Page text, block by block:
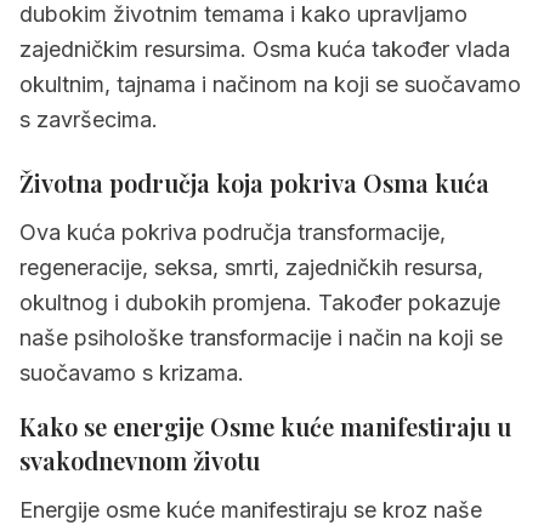
Psihološko značenje Osme kuće
2.2
Praktično životno područje Osme kuće
2.3 Sjena i izazovi Osme kuće
2.4 Potencijal i darovi Osme kuće
3. Osma kuća u znakovima zodijaka
3.1 Osma kuća u ovnu
3.2
Osma kuća u biku
3.3 Osma kuća u blizancima
3.4 Osma kuća u raku
3.5 Osma kuća u lavu
3.6 Osma kuća u djevici
dubokim životnim temama i kako upravljamo
zajedničkim resursima. Osma kuća također vlada
okultnim, tajnama i načinom na koji se suočavamo
s završecima.
Životna područja koja pokriva Osma kuća
Ova kuća pokriva područja transformacije,
regeneracije, seksa, smrti, zajedničkih resursa,
okultnog i dubokih promjena. Također pokazuje
naše psihološke transformacije i način na koji se
suočavamo s krizama.
Kako se energije Osme kuće manifestiraju u
svakodnevnom životu
Energije osme kuće manifestiraju se kroz naše